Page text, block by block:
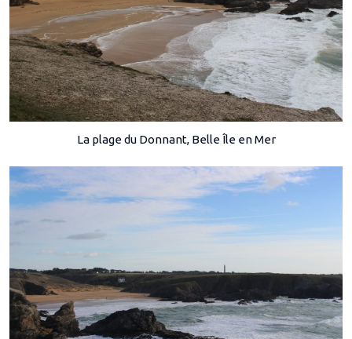
La plage du Donnant, Belle Île en Mer